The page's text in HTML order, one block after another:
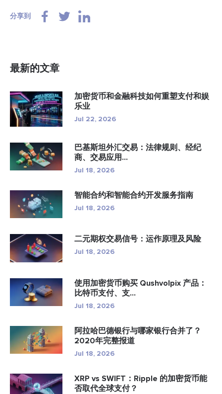
分享到
最新的文章
加密货币和金融科技如何重塑支付和娱
乐业
Jul 22, 2026
巴基斯坦外汇交易：法律规则、经纪
商、交易应用...
Jul 18, 2026
智能合约和智能合约开发服务指南
Jul 18, 2026
二元期权交易信号：运作原理及风险
Jul 18, 2026
使用加密货币购买 Qushvolpix 产品：
比特币支付、支...
Jul 18, 2026
阿拉哈巴德银行与哪家银行合并了？
2020年完整报道
Jul 18, 2026
XRP vs SWIFT：Ripple 的加密货币能
否取代全球支付？